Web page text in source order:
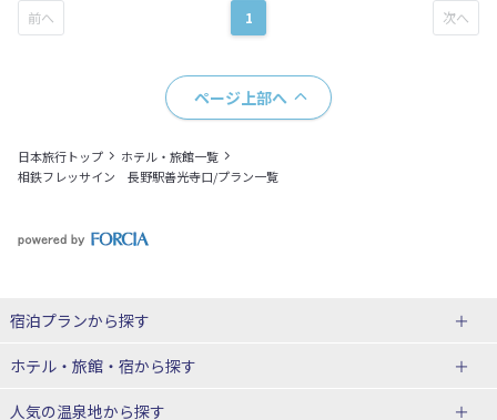
1
ページ上部へ
日本旅行トップ
ホテル・旅館一覧
相鉄フレッサイン 長野駅善光寺口/プラン一覧
宿泊プランから探す
北海道
東北
ホテル・旅館・宿から探す
北海道ホテル・旅館
人気の温泉地から探す